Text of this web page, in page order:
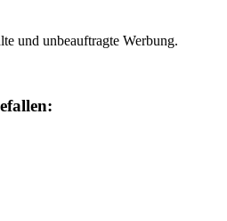
und unbeauftragte Werbung.